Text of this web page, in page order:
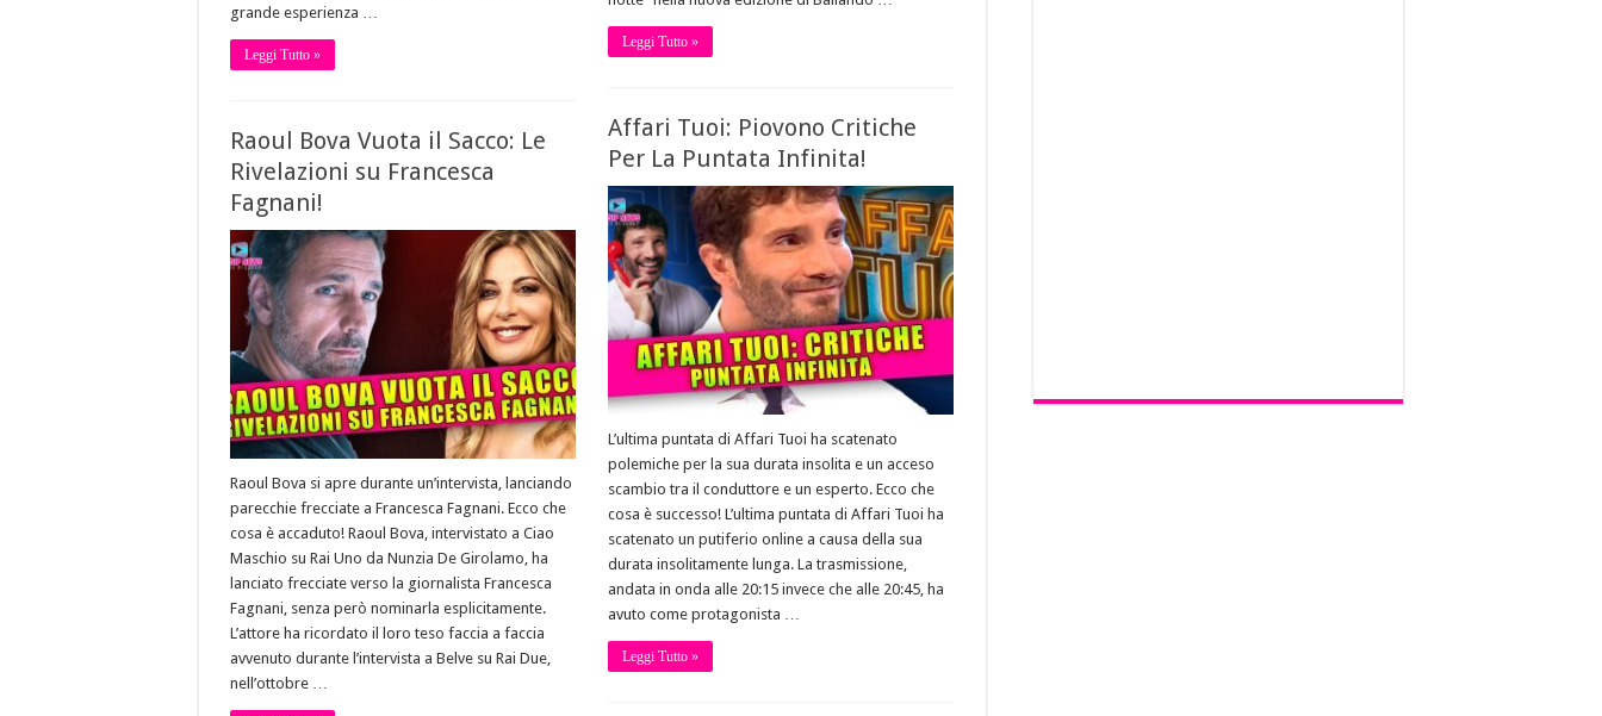
grande esperienza …
Leggi Tutto »
Leggi Tutto »
Affari Tuoi: Piovono Critiche
Per La Puntata Infinita!
L’ultima puntata di Affari Tuoi ha scatenato
polemiche per la sua durata insolita e un acceso
scambio tra il conduttore e un esperto. Ecco che
cosa è successo! L’ultima puntata di Affari Tuoi ha
scatenato un putiferio online a causa della sua
durata insolitamente lunga. La trasmissione,
andata in onda alle 20:15 invece che alle 20:45, ha
avuto come protagonista …
Leggi Tutto »
Raoul Bova Vuota il Sacco: Le
Rivelazioni su Francesca
Fagnani!
Raoul Bova si apre durante un’intervista, lanciando
parecchie frecciate a Francesca Fagnani. Ecco che
cosa è accaduto! Raoul Bova, intervistato a Ciao
Maschio su Rai Uno da Nunzia De Girolamo, ha
lanciato frecciate verso la giornalista Francesca
Fagnani, senza però nominarla esplicitamente.
L’attore ha ricordato il loro teso faccia a faccia
avvenuto durante l’intervista a Belve su Rai Due,
nell’ottobre …